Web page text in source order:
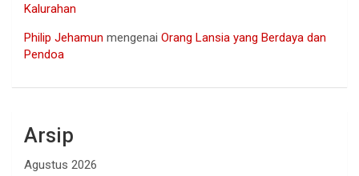
Kalurahan
Philip Jehamun mengenai Orang Lansia yang Berdaya dan
Pendoa
Arsip
Agustus 2026